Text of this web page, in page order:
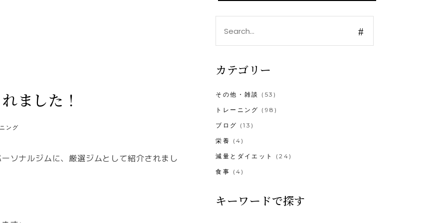
ました！
ング
ソナルジムに、厳選ジムとして紹介されまし
for:
カテゴリー
その他・雑談 (53)
トレーニング (98)
ブログ (13)
栄養 (4)
減量とダイエット (24)
食事 (4)
キーワードで探す